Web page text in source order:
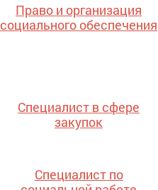
Право и организация
социального обеспечения
Специалист в сфере
закупок
Специалист по